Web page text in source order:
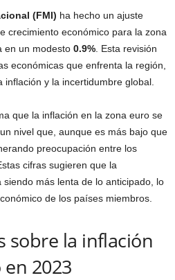
(FMI) ha hecho un ajuste
crecimiento económico para la zona
en un modesto 0.9% . Esta revisión
económicas que enfrenta la región,
y la incertidumbre global.
que la inflación en la zona euro se
, un nivel que, aunque es más bajo que
preocupación entre los
cifras sugieren que la
más lenta de lo anticipado, lo
de los países miembros.
sobre la inflación
2023